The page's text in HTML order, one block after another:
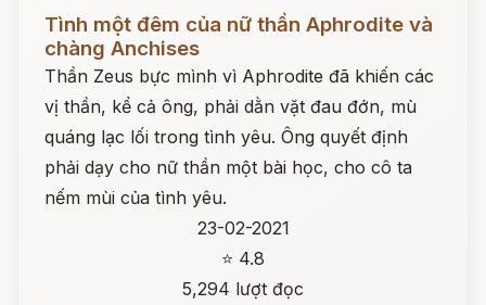
Tình một đêm của nữ thần Aphrodite và
chàng Anchises
Thần Zeus bực mình vì Aphrodite đã khiến các
vị thần, kể cả ông, phải dằn vặt đau đớn, mù
quáng lạc lối trong tình yêu. Ông quyết định
phải dạy cho nữ thần một bài học, cho cô ta
nếm mùi của tình yêu.
23-02-2021
⭐ 4.8
5,294 lượt đọc